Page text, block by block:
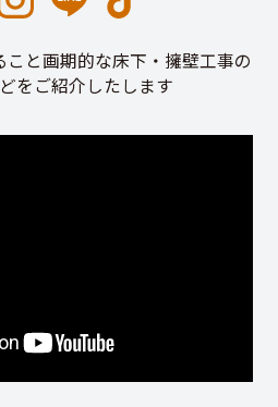
と画期的な床下・擁壁工事の
をご紹介したします